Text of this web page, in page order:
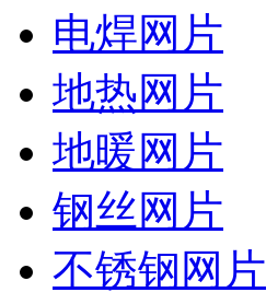
电焊网片
地热网片
地暖网片
钢丝网片
不锈钢网片